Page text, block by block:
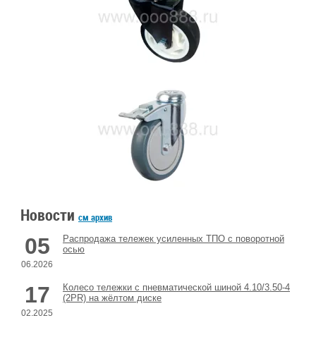
Новости см архив
05
06.2026
Распродажа тележек усиленных ТПО с поворотной
осью
17
02.2025
Колесо тележки с пневматической шиной 4.10/3.50-4
(2PR) на жёлтом диске